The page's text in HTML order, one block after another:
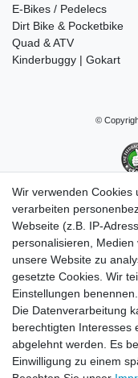
E-Bikes / Pedelecs
Dirt Bike & Pocketbike
Quad & ATV
Kinderbuggy | Gokart
©
Wir verwenden Cookies
verarbeiten
Webseite (z.B. IP-
personalisieren,
unsere Website zu
gesetzte Cookies. Wir
Einstellungen benennen.
Die Datenverarbeitung
berechtigten Interesses
abgelehnt werden. Es
Einwilligung zu einem